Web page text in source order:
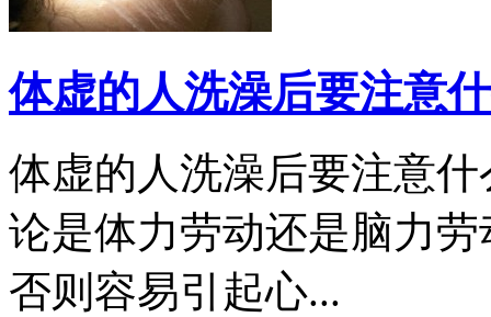
体虚的人洗澡后要注意
体虚的人洗澡后要注意
论是体力劳动还是脑力
否则容易引起心...